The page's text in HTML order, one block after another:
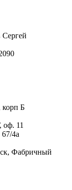
корп Б
оф. 11
4а
Фабричный